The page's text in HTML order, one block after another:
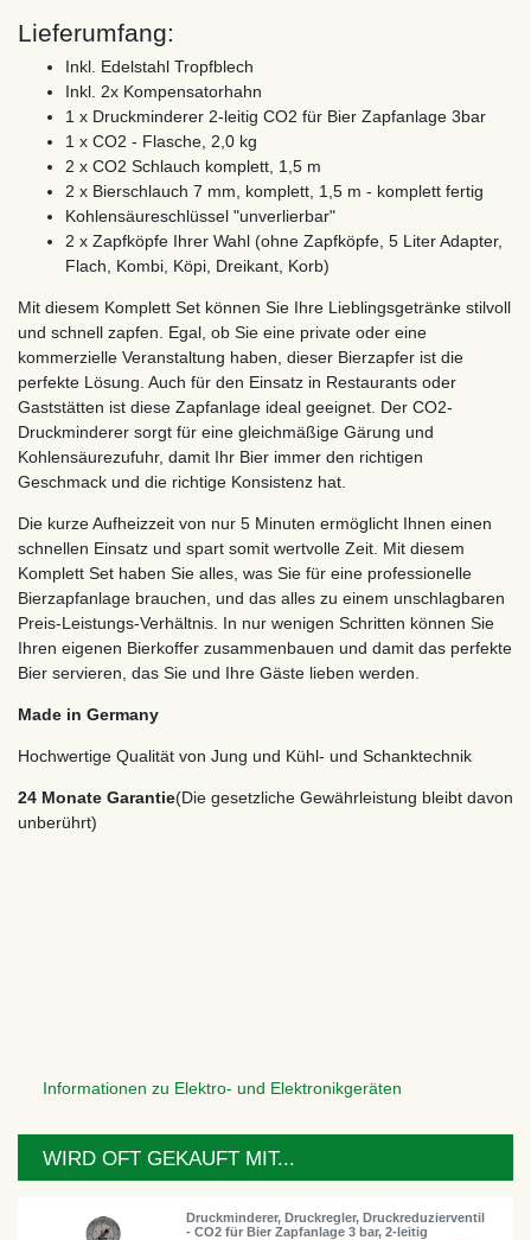
Lieferumfang:
Inkl. Edelstahl Tropfblech
Inkl. 2x Kompensatorhahn
1 x Druckminderer 2-leitig CO2 für Bier Zapfanlage 3bar
1 x CO2 - Flasche, 2,0 kg
2 x CO2 Schlauch komplett, 1,5 m
2 x Bierschlauch 7 mm, komplett, 1,5 m - komplett fertig
Kohlensäureschlüssel "unverlierbar"
2 x Zapfköpfe Ihrer Wahl (ohne Zapfköpfe, 5 Liter Adapter,
Flach, Kombi, Köpi, Dreikant, Korb)
Mit diesem Komplett Set können Sie Ihre Lieblingsgetränke stilvoll
und schnell zapfen. Egal, ob Sie eine private oder eine
kommerzielle Veranstaltung haben, dieser Bierzapfer ist die
perfekte Lösung. Auch für den Einsatz in Restaurants oder
Gaststätten ist diese Zapfanlage ideal geeignet. Der CO2-
Druckminderer sorgt für eine gleichmäßige Gärung und
Kohlensäurezufuhr, damit Ihr Bier immer den richtigen
Geschmack und die richtige Konsistenz hat.
Die kurze Aufheizzeit von nur 5 Minuten ermöglicht Ihnen einen
schnellen Einsatz und spart somit wertvolle Zeit. Mit diesem
Komplett Set haben Sie alles, was Sie für eine professionelle
Bierzapfanlage brauchen, und das alles zu einem unschlagbaren
Preis-Leistungs-Verhältnis. In nur wenigen Schritten können Sie
Ihren eigenen Bierkoffer zusammenbauen und damit das perfekte
Bier servieren, das Sie und Ihre Gäste lieben werden.
Made in Germany
Hochwertige Qualität von Jung und Kühl- und Schanktechnik
24 Monate Garantie(Die gesetzliche Gewährleistung bleibt davon
unberührt)
Informationen zu Elektro- und Elektronikgeräten
WIRD OFT GEKAUFT MIT...
Druckminderer, Druckregler, Druckreduzierventil
- CO2 für Bier Zapfanlage 3 bar, 2-leitig